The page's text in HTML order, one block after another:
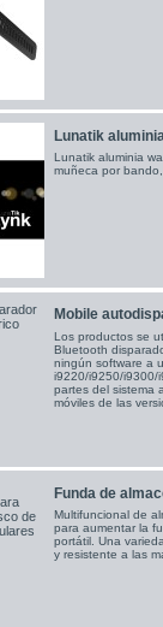
Lunatik
Lunatik aluminia
muñeca por
Mobile
Los productos se
Bluetooth
ningún software a
i9220/i9250/i9300/
partes del sistema
móviles de las
Funda de
Multifuncional de
para aumentar la
portátil. Una
y resistente a las